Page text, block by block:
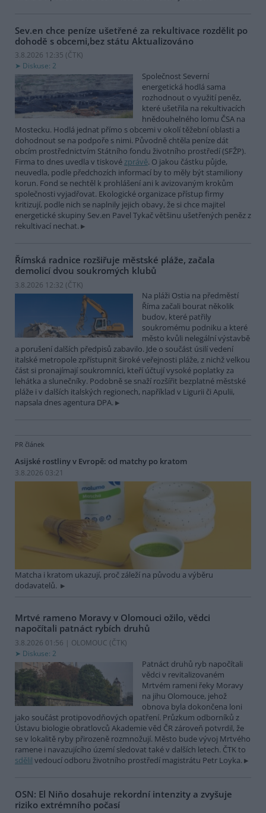
Sev.en chce peníze ušetřené za rekultivace rozdělit po
dohodě s obcemi,bez státu Aktualizováno
3.8.2026 12:35 (ČTK)
Diskuse: 2
Společnost Severní
energetická hodlá sama
rozhodnout o využití peněz,
které ušetřila na rekultivacích
hnědouhelného lomu ČSA na
Mostecku. Hodlá jednat přímo s obcemi v okolí těžební oblasti a
dohodnout se na podpoře s nimi. Původně chtěla peníze dát
obcím prostřednictvím Státního fondu životního prostředí (SFŽP).
Firma to dnes uvedla v tiskovézprávě. O jakou částku půjde,
neuvedla, podle předchozích informací by to měly být stamiliony
korun. Fond se nechtěl k prohlášení ani k avizovaným krokům
společnosti vyjadřovat. Ekologické organizace přístup firmy
kritizují, podle nich se naplnily jejich obavy, že si chce majitel
energetické skupiny Sev.en Pavel Tykač většinu ušetřených peněz z
rekultivací nechat.
Římská radnice rozšiřuje městské pláže, začala
demolicí dvou soukromých klubů
3.8.2026 12:32 (ČTK)
Na pláži Ostia na předměstí
Říma začali bourat několik
budov, které patřily
soukromému podniku a které
město kvůli nelegální výstavbě
a porušení dalších předpisů zabavilo. Jde o součást úsilí vedení
italské metropole zpřístupnit široké veřejnosti pláže, z nichž velkou
část si pronajímají soukromníci, kteří účtují vysoké poplatky za
lehátka a slunečníky. Podobně se snaží rozšířit bezplatné městské
pláže i v dalších italských regionech, například v Ligurii či Apulii,
napsala dnes agentura DPA.
PR článek
Asijské rostliny v Evropě: od matchy po kratom
3.8.2026 03:21
Matcha i kratom ukazují, proč záleží na původu a výběru
dodavatelů.
Mrtvé rameno Moravy v Olomouci ožilo, vědci
napočítali patnáct rybích druhů
3.8.2026 01:56 | OLOMOUC (ČTK)
Diskuse: 2
Patnáct druhů ryb napočítali
vědci v revitalizovaném
Mrtvém rameni řeky Moravy
na jihu Olomouce, jehož
obnova byla dokončena loni
jako součást protipovodňových opatření. Průzkum odborníků z
Ústavu biologie obratlovců Akademie věd ČR zároveň potvrdil, že
se v lokalitě ryby přirozeně rozmnožují. Město bude vývoj Mrtvého
ramene i navazujícího území sledovat také v dalších letech. ČTK to
sdělil vedoucí odboru životního prostředí magistrátu Petr Loyka.
OSN: El Niňo dosahuje rekordní intenzity a zvyšuje
riziko extrémního počasí